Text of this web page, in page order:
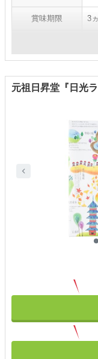
賞味期限 3
元祖日昇堂『日光ラ